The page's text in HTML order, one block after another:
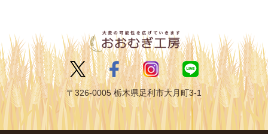
〒326-0005 栃木県足利市大月町3-1